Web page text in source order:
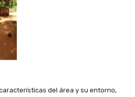
del área y su entorno,